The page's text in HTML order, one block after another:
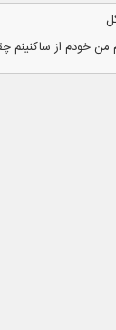
من خودم از ساکنینم